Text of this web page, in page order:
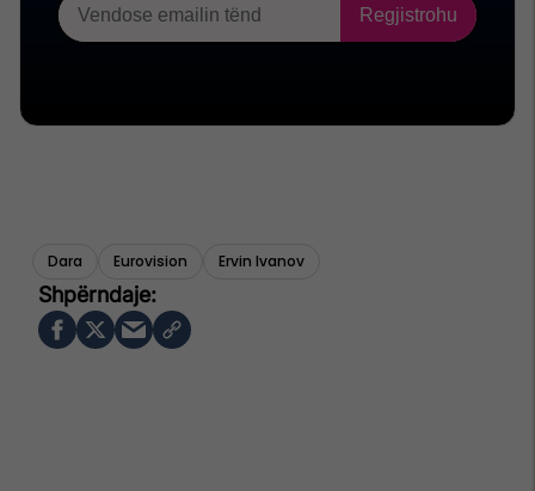
Dara Eurovision Ervin Ivanov